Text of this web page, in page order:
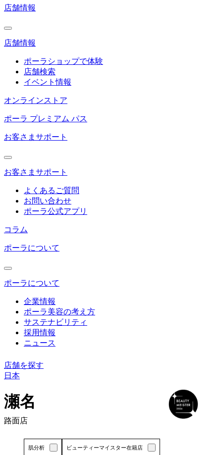
店舗情報
店舗情報
ポーラショップで体験
店舗検索
イベント情報
オンラインストア
ポーラ プレミアム パス
お客さまサポート
お客さまサポート
よくあるご質問
お問い合わせ
ポーラ公式アプリ
コラム
ポーラについて
ポーラについて
企業情報
ポーラ美容の考え方
サステナビリティ
採用情報
ニュース
店舗を探す
日本
ン
テ
ン
瀬名
路面店
肌分析 ビューティーマイスター在籍店